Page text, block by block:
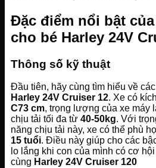
Đặc điểm nổi bật
cho bé Harley 24V
Thông số kỹ thuật
Đầu tiên, hãy cùng tìm hiểu về
Harley 24V Cruiser 12. Xe có
C73 cm, trọng lượng của xe máy
chịu tải tối đa từ 40-50kg. Với
năng chịu tải này, xe có thể phù
15 tuổi. Điều này giúp cho các
lo lắng khi con của mình có cơ
cùng Harley 24V Cruiser 120